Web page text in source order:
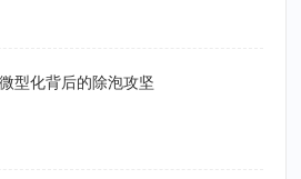
型化背后的除泡攻坚